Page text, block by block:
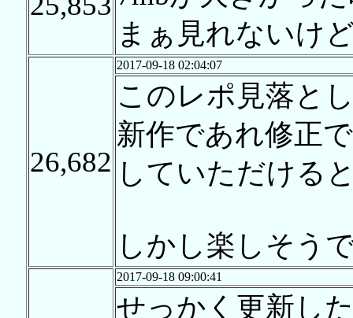
まぁ見れないけ
26,682
2017-09-18 02:04:07
このレポ見落と
新作であれ修正
していただける
しかし楽しそう
2017-09-18 09:00:41
せっかく更新し